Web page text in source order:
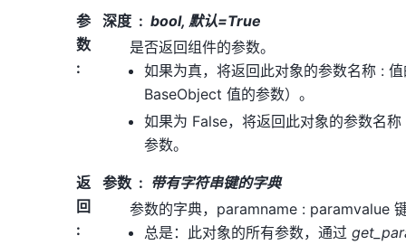
参
数
:
深度
bool, 默认=True
是否返回组件的参数。
如果为真，将返回此对象的参数名称 :
BaseObject 值的参数）。
如果为 False，将返回此对象的参数名
参数。
返
回
:
参数
带有字符串键的字典
参数的字典，paramname : paramvalue
总是：此对象的所有参数，通过